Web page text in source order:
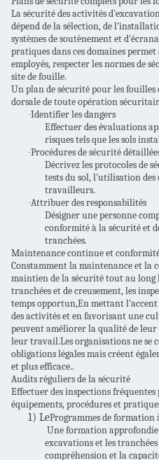
La sécurité des activités
dépend de la sélection, de
systèmes de soutènement et
pratiques dans ces domaines
employés, respecter les normes de
site de fouille.
Un plan de sécurité pour les
dorsale de toute opération
·Identifier les dangers
Effectuer des évaluations
risques tels que les sols
·Procédures de sécurité
Décrivez les protocoles de
tests du sol, l'utilisation
travailleurs.
·Attribuer des responsabilités
Désigner une personne
conformité à la sécurité et
tranchées.
Maintenance continue et
Constammentla maintenance et la
maintien de la sécurité tout au long
tranchées et de creusement, les
temps opportun,En mettant
des activités et en favorisant une
peuvent améliorer la qualité de
leur travail.Les organisations ne se
obligations légales mais créent
et plus efficace..
Audits réguliers de la sécurité
Effectuer des inspections
équipements, procédures et
1) LeProgrammes de formation
Une formation approfondie
excavations et les
compréhension et la